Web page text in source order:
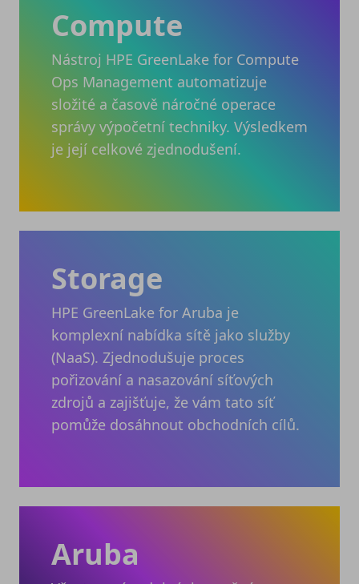
Compute
Nástroj HPE GreenLake for Compute
Ops Management automatizuje
složité a časově náročné operace
správy výpočetní techniky. Výsledkem
je její celkové zjednodušení.
Storage
HPE GreenLake for Aruba je
komplexní nabídka sítě jako služby
(NaaS). Zjednodušuje proces
pořizování a nasazování síťových
zdrojů a zajišťuje, že vám tato síť
pomůže dosáhnout obchodních cílů.
Aruba